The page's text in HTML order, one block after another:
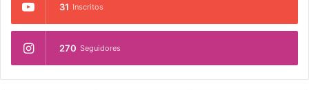
31 Inscritos
270 Seguidores